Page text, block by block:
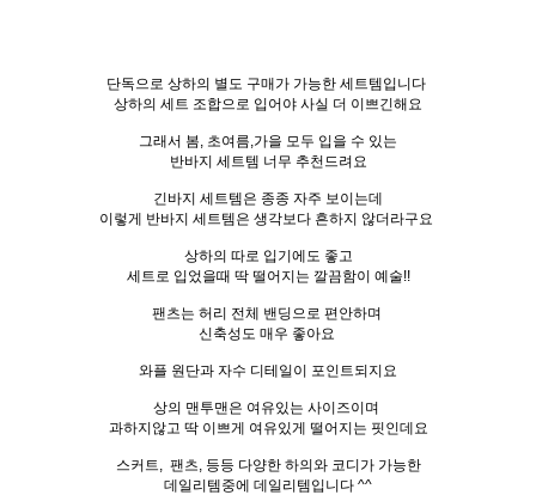
단독으로 상하의 별도 구매가 가능한 세트템입니다
상하의 세트 조합으로 입어야 사실 더 이쁘긴해요
그래서 봄, 초여름,가을 모두 입을 수 있는
반바지 세트템 너무 추천드려요
긴바지 세트템은 종종 자주 보이는데
이렇게 반바지 세트템은 생각보다 흔하지 않더라구요
상하의 따로 입기에도 좋고
세트로 입었을때 딱 떨어지는 깔끔함이 예술!!
팬츠는 허리 전체 밴딩으로 편안하며
신축성도 매우 좋아요
와플 원단과 자수 디테일이 포인트되지요
상의 맨투맨은 여유있는 사이즈이며
과하지않고 딱 이쁘게 여유있게 떨어지는 핏인데요
스커트, 팬츠, 등등 다양한 하의와 코디가 가능한
데일리템중에 데일리템입니다 ^^